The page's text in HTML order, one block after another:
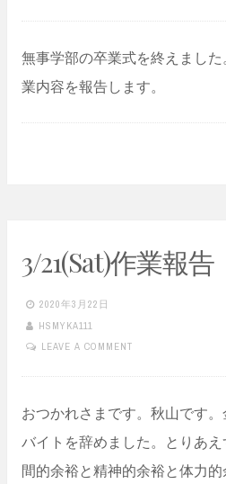
無事学部の卒業式を終えまし
業内容を報告します。
3/21(Sat)作業報告
2020年3月22日
HSMYKA111
LEAVE A COMMENT
おつかれさまです。秋山です
バイトを辞めました。とりあ
間的余裕と精神的余裕と体力